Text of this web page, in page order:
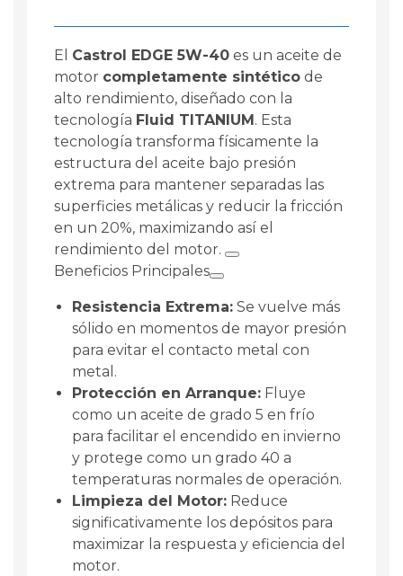
El Castrol EDGE 5W-40 es un aceite de
motor completamente sintético de
alto rendimiento, diseñado con la
tecnología Fluid TITANIUM. Esta
tecnología transforma físicamente la
estructura del aceite bajo presión
extrema para mantener separadas las
superficies metálicas y reducir la fricción
en un 20%, maximizando así el
rendimiento del motor.
Beneficios Principales
Resistencia Extrema: Se vuelve más
sólido en momentos de mayor presión
para evitar el contacto metal con
metal.
Protección en Arranque: Fluye
como un aceite de grado 5 en frío
para facilitar el encendido en invierno
y protege como un grado 40 a
temperaturas normales de operación.
Limpieza del Motor: Reduce
significativamente los depósitos para
maximizar la respuesta y eficiencia del
motor.